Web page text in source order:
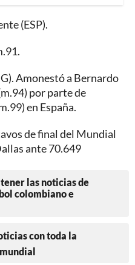
(ESP).
Amonestó a Bernardo
por parte de
en España.
de final del Mundial
ante 70.649
las noticias de
colombiano e
con toda la